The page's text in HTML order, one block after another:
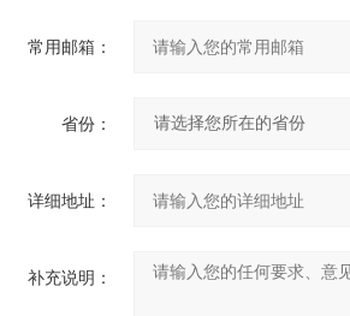
常用邮箱：
省份：
详细地址：
补充说明：